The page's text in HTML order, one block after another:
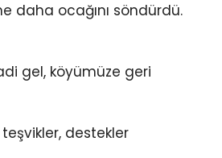
daha ocağını söndürdü.
gel, köyümüze geri
destekler